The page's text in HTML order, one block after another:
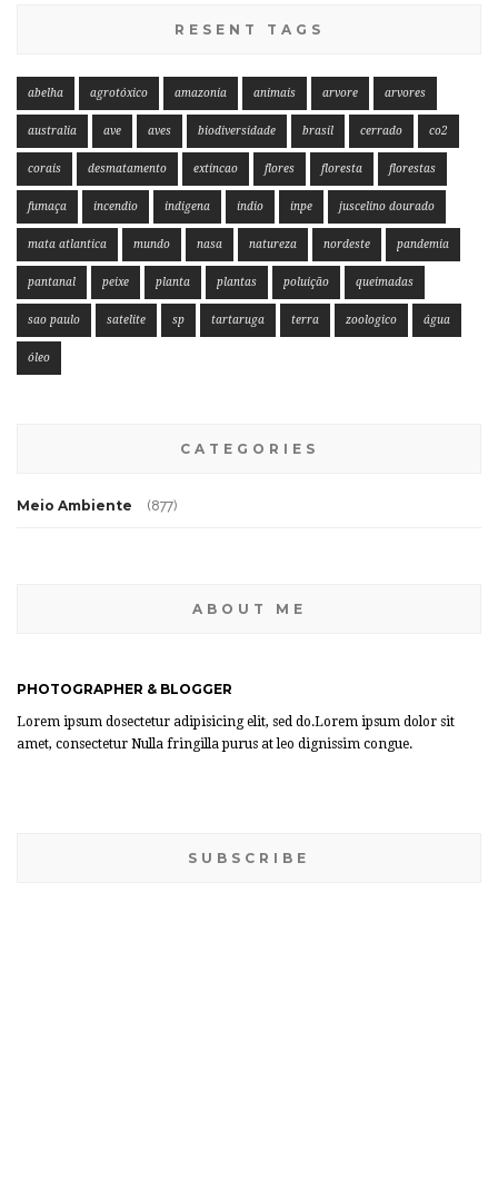
RESENT TAGS
abelha agrotóxico amazonia animais arvore arvores
australia ave aves biodiversidade brasil cerrado co2
corais desmatamento extincao flores floresta florestas
fumaça incendio indigena indio inpe juscelino dourado
mata atlantica mundo nasa natureza nordeste pandemia
pantanal peixe planta plantas poluição queimadas
sao paulo satelite sp tartaruga terra zoologico água
óleo
CATEGORIES
Meio Ambiente (877)
ABOUT ME
PHOTOGRAPHER & BLOGGER
Lorem ipsum dosectetur adipisicing elit, sed do.Lorem ipsum dolor sit
amet, consectetur Nulla fringilla purus at leo dignissim congue.
SUBSCRIBE